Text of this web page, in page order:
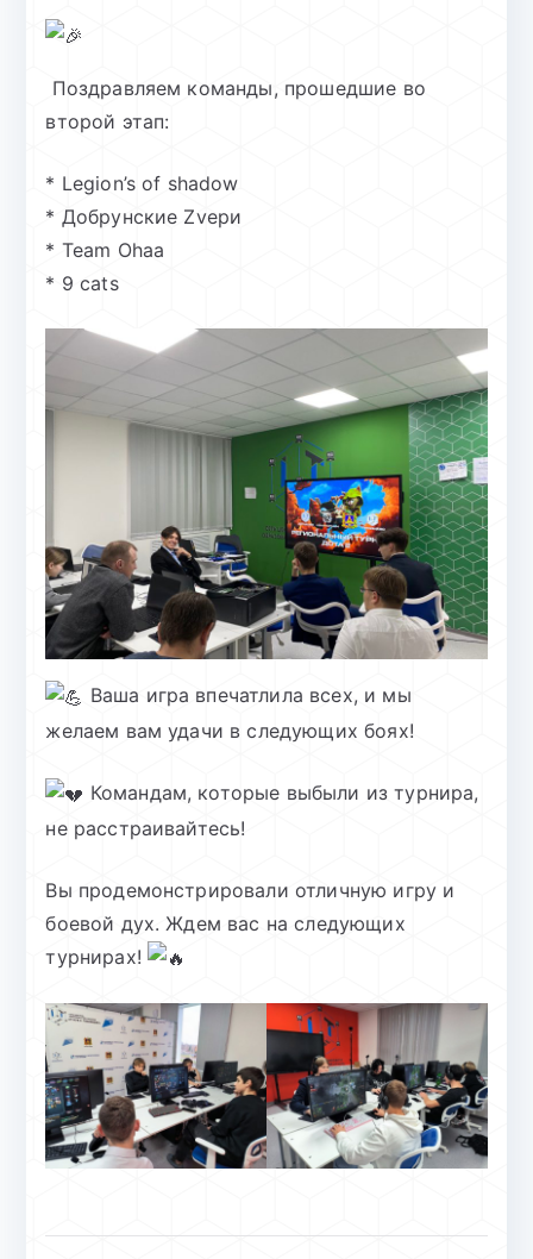
Поздравляем команды, прошедшие во
второй этап:
* Legion’s of shadow
* Добрунские Zvери
* Team Ohaa
* 9 cats
Ваша игра впечатлила всех, и мы
желаем вам удачи в следующих боях!
Командам, которые выбыли из турнира,
не расстраивайтесь!
Вы продемонстрировали отличную игру и
боевой дух. Ждем вас на следующих
турнирах!